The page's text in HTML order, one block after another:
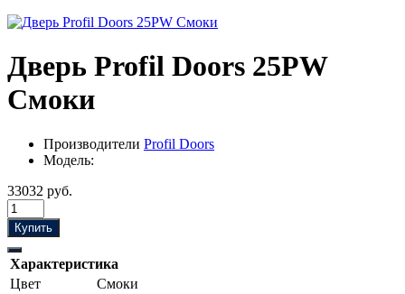
Дверь Profil Doors 25PW
Смоки
Производители Profil Doors
Модель:
33032 руб.
Купить
Характеристика
Цвет
Смоки